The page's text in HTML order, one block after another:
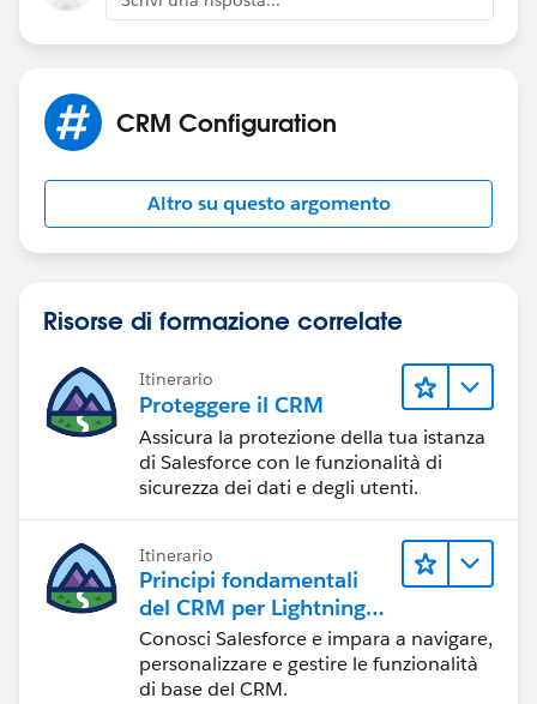
CRM Configuration
Altro su questo argomento
Risorse di formazione correlate
Itinerario
Proteggere il CRM
Assicura la protezione della tua istanza
di Salesforce con le funzionalità di
sicurezza dei dati e degli utenti.
Itinerario
Principi fondamentali
del CRM per Lightning
Experience
Conosci Salesforce e impara a navigare,
personalizzare e gestire le funzionalità
di base del CRM.